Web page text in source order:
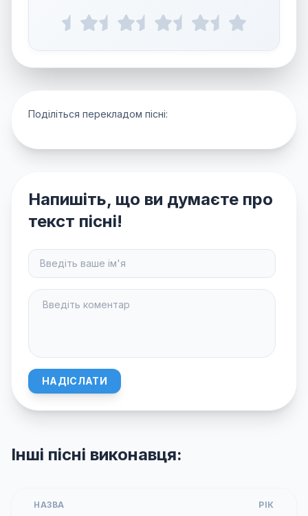
Поділіться перекладом пісні:
Напишіть, що ви думаєте про
текст пісні!
НАДІСЛАТИ
Інші пісні виконавця:
НАЗВА РІК